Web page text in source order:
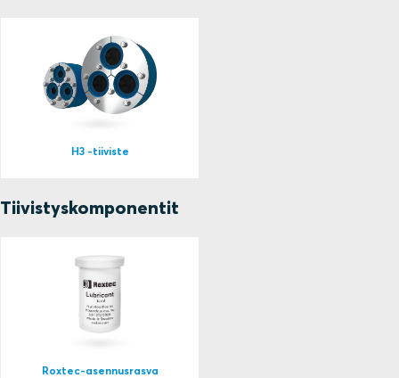
H3 -tiiviste
Tiivistyskomponentit
Roxtec-asennusrasva